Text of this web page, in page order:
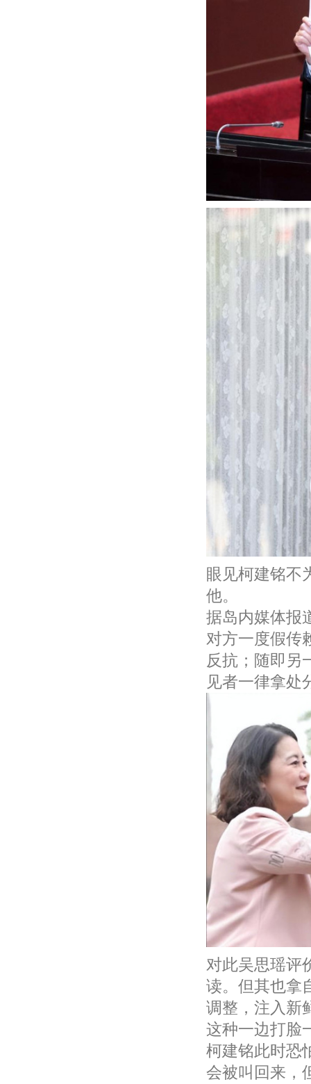
眼见柯建铭不
他。
据岛内媒体报
对方一度假传
反抗；随即另
见者一律拿处
对此吴思瑶评
读。但其也拿
调整，注入新
这种一边打脸
柯建铭此时恐
会被叫回来，